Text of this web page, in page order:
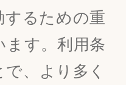
るための重
す。利用条
、より多く